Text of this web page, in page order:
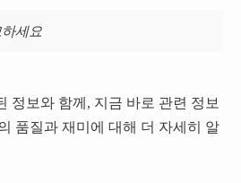
세요
정보와 함께, 지금 바로 관련 정보
품질과 재미에 대해 더 자세히 알